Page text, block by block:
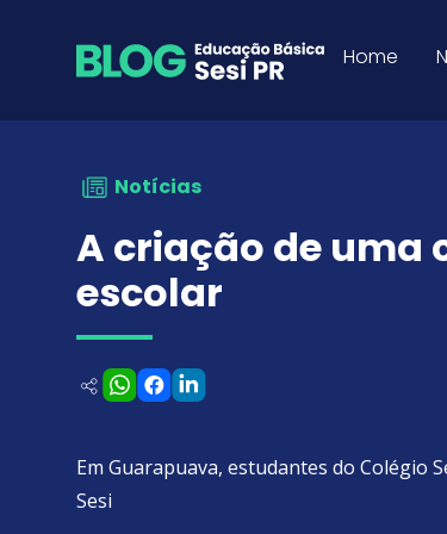
Home
Notícias
A criação de uma
escolar
Em Guarapuava, estudantes do Colégio
Sesi